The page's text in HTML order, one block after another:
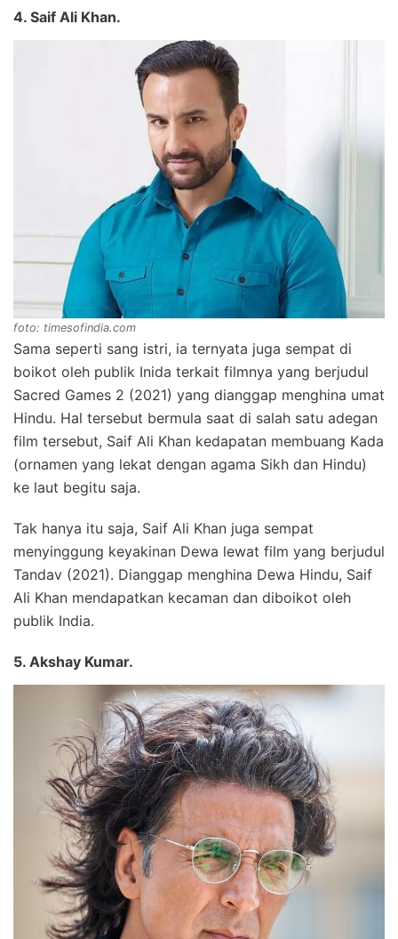
4. Saif Ali Khan.
foto: timesofindia.com
Sama seperti sang istri, ia ternyata juga sempat di
boikot oleh publik Inida terkait filmnya yang berjudul
Sacred Games 2 (2021) yang dianggap menghina umat
Hindu. Hal tersebut bermula saat di salah satu adegan
film tersebut, Saif Ali Khan kedapatan membuang Kada
(ornamen yang lekat dengan agama Sikh dan Hindu)
ke laut begitu saja.
Tak hanya itu saja, Saif Ali Khan juga sempat
menyinggung keyakinan Dewa lewat film yang berjudul
Tandav (2021). Dianggap menghina Dewa Hindu, Saif
Ali Khan mendapatkan kecaman dan diboikot oleh
publik India.
5. Akshay Kumar.